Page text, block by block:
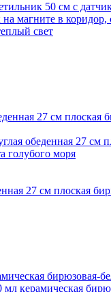
50 см с
на магните в
свет
27 см плоская